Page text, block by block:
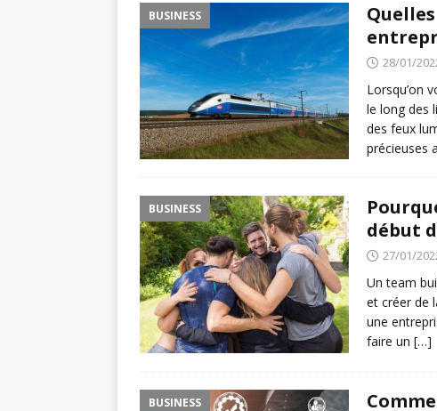
BUSINESS
28/01/
Lorsqu’on
le long des
des feux
précieuses
BUSINESS
début
27/01/
Un team
et créer de
une
faire un […]
BUSINESS